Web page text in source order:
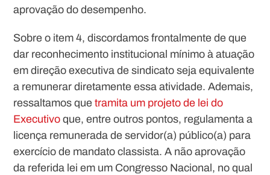
aprovação do desempenho.
Sobre o item 4, discordamos frontalmente de que
dar reconhecimento institucional mínimo à atuação
em direção executiva de sindicato seja equivalente
a remunerar diretamente essa atividade. Ademais,
ressaltamos quetramita um projeto de lei do
Executivo que, entre outros pontos, regulamenta a
licença remunerada de servidor(a) público(a) para
exercício de mandato classista. A não aprovação
da referida lei em um Congresso Nacional, no qual